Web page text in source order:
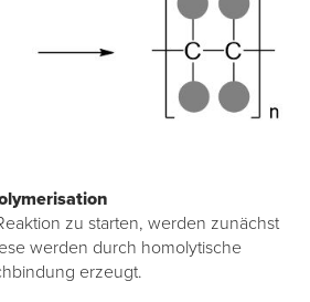
zu starten, werden zunächst
werden durch homolytische
erzeugt.